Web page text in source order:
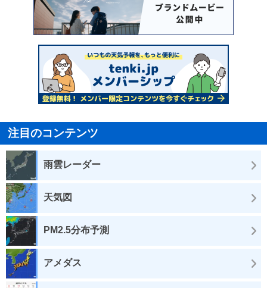
注目のコンテンツ
雨雲レーダー
天気図
PM2.5分布予測
アメダス